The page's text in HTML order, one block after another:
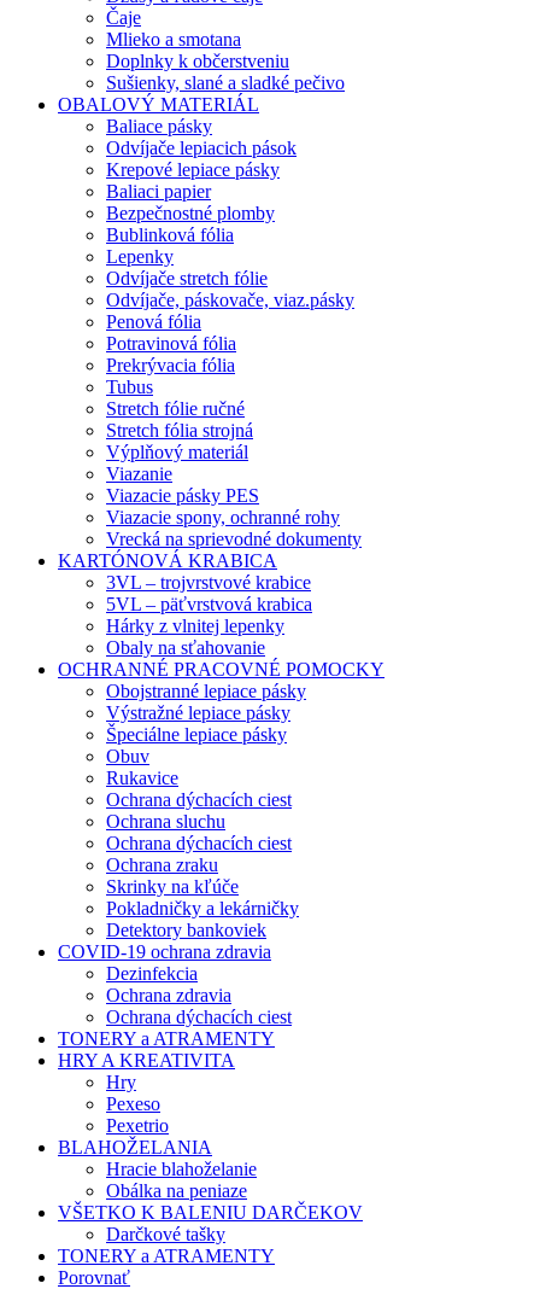
Čaje
Mlieko a smotana
Doplnky k občerstveniu
Sušienky, slané a sladké pečivo
OBALOVÝ MATERIÁL
Baliace pásky
Odvíjače lepiacich pások
Krepové lepiace pásky
Baliaci papier
Bezpečnostné plomby
Bublinková fólia
Lepenky
Odvíjače stretch fólie
Odvíjače, páskovače, viaz.pásky
Penová fólia
Potravinová fólia
Prekrývacia fólia
Tubus
Stretch fólie ručné
Stretch fólia strojná
Výplňový materiál
Viazanie
Viazacie pásky PES
Viazacie spony, ochranné rohy
Vrecká na sprievodné dokumenty
KARTÓNOVÁ KRABICA
3VL – trojvrstvové krabice
5VL – päťvrstvová krabica
Hárky z vlnitej lepenky
Obaly na sťahovanie
OCHRANNÉ PRACOVNÉ POMOCKY
Obojstranné lepiace pásky
Výstražné lepiace pásky
Špeciálne lepiace pásky
Obuv
Rukavice
Ochrana dýchacích ciest
Ochrana sluchu
Ochrana dýchacích ciest
Ochrana zraku
Skrinky na kľúče
Pokladničky a lekárničky
Detektory bankoviek
COVID-19 ochrana zdravia
Dezinfekcia
Ochrana zdravia
Ochrana dýchacích ciest
TONERY a ATRAMENTY
HRY A KREATIVITA
Hry
Pexeso
Pexetrio
BLAHOŽELANIA
Hracie blahoželanie
Obálka na peniaze
VŠETKO K BALENIU DARČEKOV
Darčkové tašky
TONERY a ATRAMENTY
Porovnať